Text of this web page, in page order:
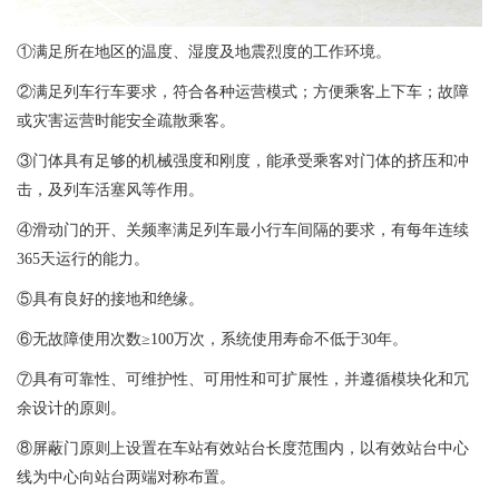
①满足所在地区的温度、湿度及地震烈度的工作环境。
②满足列车行车要求，符合各种运营模式；方便乘客上下车；故障
或灾害运营时能安全疏散乘客。
③门体具有足够的机械强度和刚度，能承受乘客对门体的挤压和冲
击，及列车活塞风等作用。
④滑动门的开、关频率满足列车最小行车间隔的要求，有每年连续
365天运行的能力。
⑤具有良好的接地和绝缘。
⑥无故障使用次数≥100万次，系统使用寿命不低于30年。
⑦具有可靠性、可维护性、可用性和可扩展性，并遵循模块化和冗
余设计的原则。
⑧屏蔽门原则上设置在车站有效站台长度范围内，以有效站台中心
线为中心向站台两端对称布置。